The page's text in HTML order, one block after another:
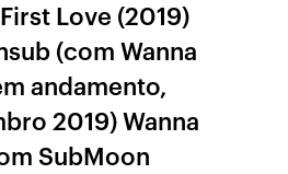
Love (2019)
(com Wanna
andamento,
2019) Wanna
SubMoon